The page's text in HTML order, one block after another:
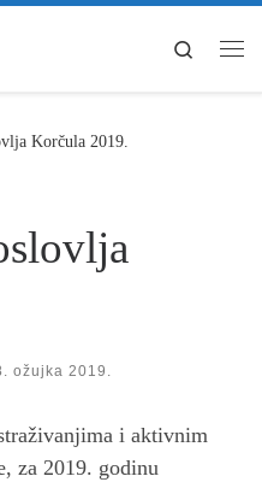
Search
Korčula 2019.
ožujka 2019.
i aktivnim
za 2019. godinu